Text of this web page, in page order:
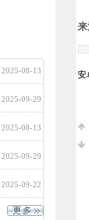
2025-08-13
2025-09-29
2025-08-13
2025-09-29
2025-09-22
安